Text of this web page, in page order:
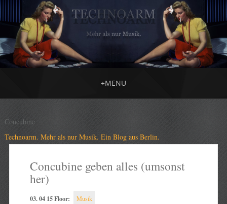
+MENU
Concubine
Technoarm. Mehr als nur Musik. Ein Blog aus Berlin.
Concubine geben alles (umsonst
her)
03. 04 15 Floor: Musik